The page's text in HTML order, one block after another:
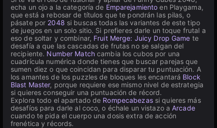
echa un ojo a la categoría de Emparejamiento en Playgama,
que está a rebosar de títulos que te pondrán las pilas, o
pásate por 2048 si buscas todas las variantes de este tipo
de juegos en un solo sitio. Si prefieres darle un toque frutal a
eso de soltar y combinar, Fruit Merge: Juicy Drop Game te
desafía a que las cascadas de frutas no se salgan del
recipiente. Number Matchcambia los cubos por una
cuadrícula numérica donde tienes que buscar parejas que
sumen diez o que coincidan para disparar tu puntuación. A
los amantes de los puzzles de bloques les encantará Block
Blast Master, porque requiere ese mismo nivel de estrategia
si quieres conseguir una puntuación de récord.
Explora todo el apartado de Rompecabezassi quieres más
desafíos para darle al coco, o échale un vistazo aArcade
cuando te pida el cuerpo una dosis extra de acción
frenética y récords.